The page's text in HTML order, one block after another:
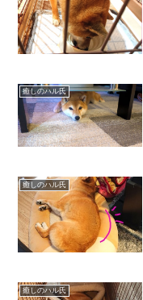
癒しのハル氏
癒しのハル氏
癒しのハル氏